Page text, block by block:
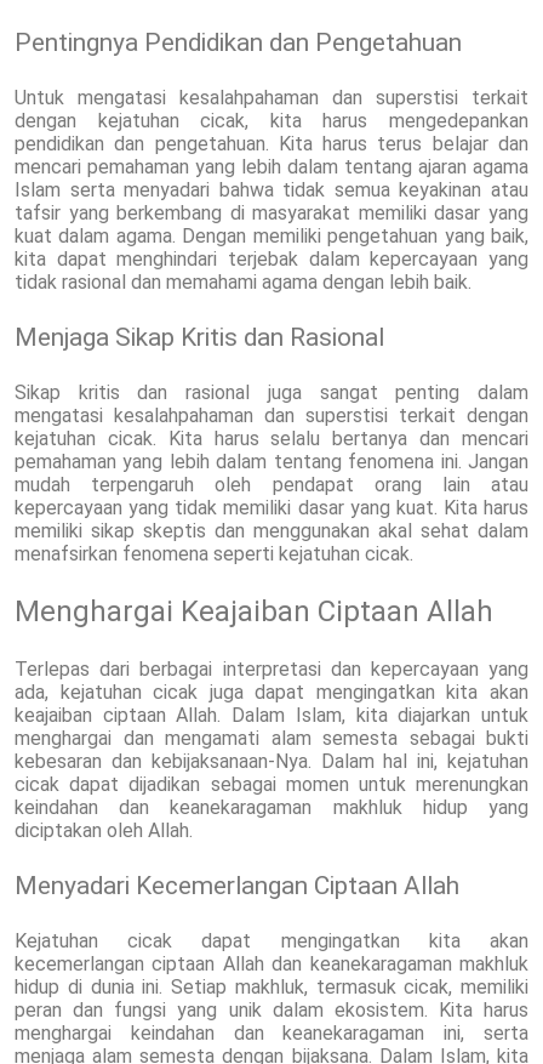
Pentingnya Pendidikan dan Pengetahuan
Untuk mengatasi kesalahpahaman dan superstisi terkait
dengan kejatuhan cicak, kita harus mengedepankan
pendidikan dan pengetahuan. Kita harus terus belajar dan
mencari pemahaman yang lebih dalam tentang ajaran agama
Islam serta menyadari bahwa tidak semua keyakinan atau
tafsir yang berkembang di masyarakat memiliki dasar yang
kuat dalam agama. Dengan memiliki pengetahuan yang baik,
kita dapat menghindari terjebak dalam kepercayaan yang
tidak rasional dan memahami agama dengan lebih baik.
Menjaga Sikap Kritis dan Rasional
Sikap kritis dan rasional juga sangat penting dalam
mengatasi kesalahpahaman dan superstisi terkait dengan
kejatuhan cicak. Kita harus selalu bertanya dan mencari
pemahaman yang lebih dalam tentang fenomena ini. Jangan
mudah terpengaruh oleh pendapat orang lain atau
kepercayaan yang tidak memiliki dasar yang kuat. Kita harus
memiliki sikap skeptis dan menggunakan akal sehat dalam
menafsirkan fenomena seperti kejatuhan cicak.
Menghargai Keajaiban Ciptaan Allah
Terlepas dari berbagai interpretasi dan kepercayaan yang
ada, kejatuhan cicak juga dapat mengingatkan kita akan
keajaiban ciptaan Allah. Dalam Islam, kita diajarkan untuk
menghargai dan mengamati alam semesta sebagai bukti
kebesaran dan kebijaksanaan-Nya. Dalam hal ini, kejatuhan
cicak dapat dijadikan sebagai momen untuk merenungkan
keindahan dan keanekaragaman makhluk hidup yang
diciptakan oleh Allah.
Menyadari Kecemerlangan Ciptaan Allah
Kejatuhan cicak dapat mengingatkan kita akan
kecemerlangan ciptaan Allah dan keanekaragaman makhluk
hidup di dunia ini. Setiap makhluk, termasuk cicak, memiliki
peran dan fungsi yang unik dalam ekosistem. Kita harus
menghargai keindahan dan keanekaragaman ini, serta
menjaga alam semesta dengan bijaksana. Dalam Islam, kita